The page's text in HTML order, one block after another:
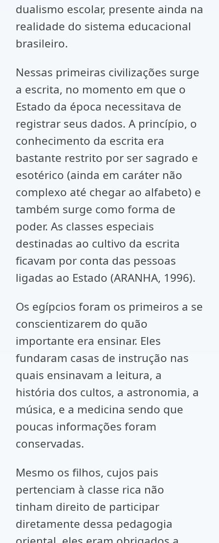
dualismo escolar, presente ainda na
realidade do sistema educacional
brasileiro.
Nessas primeiras civilizações surge
a escrita, no momento em que o
Estado da época necessitava de
registrar seus dados. A princípio, o
conhecimento da escrita era
bastante restrito por ser sagrado e
esotérico (ainda em caráter não
complexo até chegar ao alfabeto) e
também surge como forma de
poder. As classes especiais
destinadas ao cultivo da escrita
ficavam por conta das pessoas
ligadas ao Estado (ARANHA, 1996).
Os egípcios foram os primeiros a se
conscientizarem do quão
importante era ensinar. Eles
fundaram casas de instrução nas
quais ensinavam a leitura, a
história dos cultos, a astronomia, a
música, e a medicina sendo que
poucas informações foram
conservadas.
Mesmo os filhos, cujos pais
pertenciam à classe rica não
tinham direito de participar
diretamente dessa pedagogia